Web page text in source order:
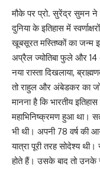
मौके पर प्रो. सुरेंद्र सुमन
दुनिया के इतिहास में
खूबसूरत मस्तिष्कों का जन्म
अप्रैल ज्योतिबा फुले और 14
नया रास्ता दिखलाया,
तो राहुल और अंबेडकर का जो
मानना है कि भारतीय
महाभिनिष्क्रमण हुआ था।
भी थी। अपनी 78 वर्ष की
यात्रा पूरी तरह सोदेश्य थी।
होते हैं। उसके बाद तो उनके